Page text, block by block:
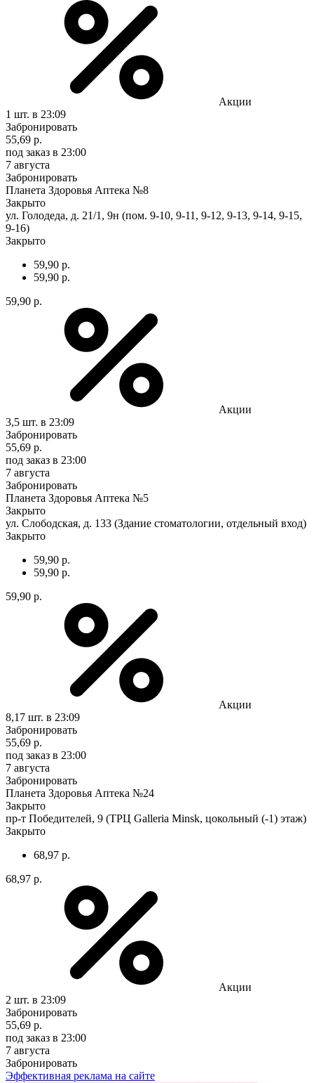
Акции
1 шт. в 23:09
Забронировать
55,69 р.
под заказ в 23:00
7 августа
Забронировать
Планета Здоровья Аптека №8
Закрыто
ул. Голодеда, д. 21/1, 9н (пом. 9-10, 9-11, 9-12, 9-13, 9-14, 9-15,
9-16)
Закрыто
59,90 р.
59,90 р.
59,90 р.
Акции
3,5 шт. в 23:09
Забронировать
55,69 р.
под заказ в 23:00
7 августа
Забронировать
Планета Здоровья Аптека №5
Закрыто
ул. Слободская, д. 133 (Здание стоматологии, отдельный вход)
Закрыто
59,90 р.
59,90 р.
59,90 р.
Акции
8,17 шт. в 23:09
Забронировать
55,69 р.
под заказ в 23:00
7 августа
Забронировать
Планета Здоровья Аптека №24
Закрыто
пр-т Победителей, 9 (ТРЦ Galleria Minsk, цокольный (-1) этаж)
Закрыто
68,97 р.
68,97 р.
Акции
2 шт. в 23:09
Забронировать
55,69 р.
под заказ в 23:00
7 августа
Забронировать
Эффективная реклама на сайте